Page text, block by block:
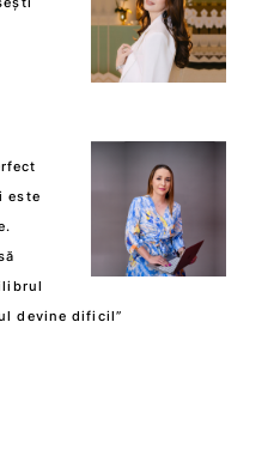
este
devine dificil”